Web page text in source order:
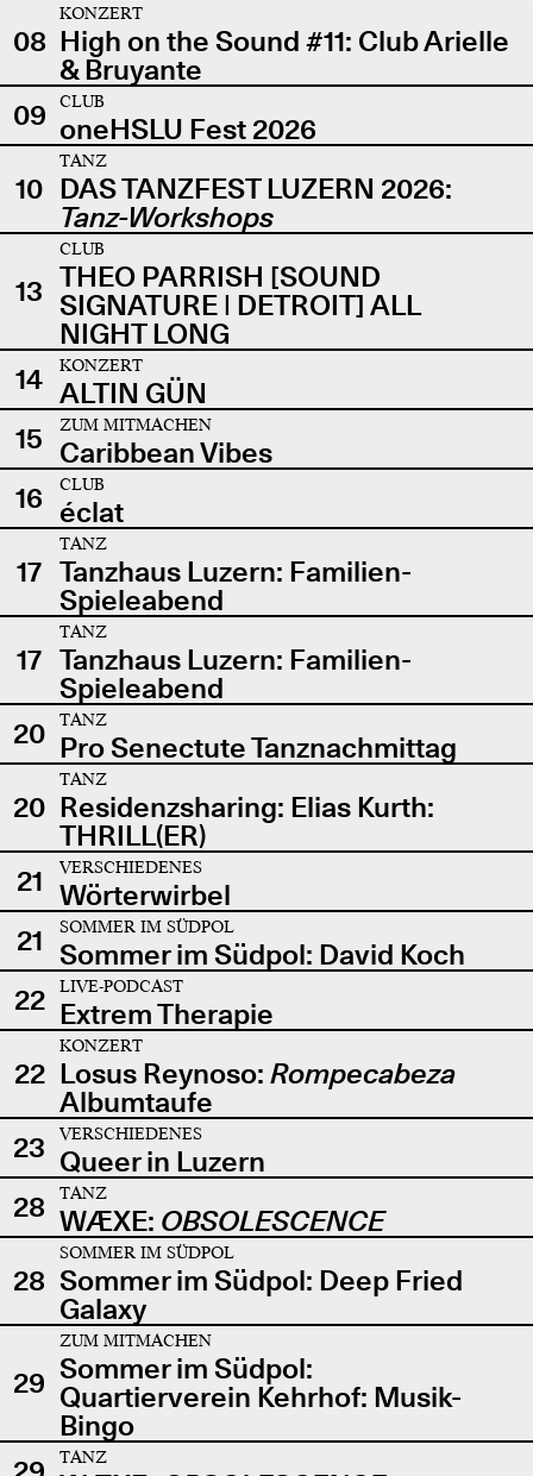
08
KONZERT
High on the Sound #11: Club Arielle
& Bruyante
09
CLUB
oneHSLU Fest 2026
10
TANZ
DAS TANZFEST LUZERN 2026:
Tanz-Workshops
13
CLUB
THEO PARRISH [SOUND
SIGNATURE | DETROIT] ALL
NIGHT LONG
14
KONZERT
ALTIN GÜN
15
ZUM MITMACHEN
Caribbean Vibes
16
CLUB
éclat
17
TANZ
Tanzhaus Luzern: Familien-
Spieleabend
17
TANZ
Tanzhaus Luzern: Familien-
Spieleabend
20
TANZ
Pro Senectute Tanznachmittag
20
TANZ
Residenzsharing: Elias Kurth:
THRILL(ER)
21
VERSCHIEDENES
Wörterwirbel
21
SOMMER IM SÜDPOL
Sommer im Südpol: David Koch
22
LIVE-PODCAST
Extrem Therapie
22
KONZERT
Losus Reynoso: Rompecabeza
Albumtaufe
23
VERSCHIEDENES
Queer in Luzern
28
TANZ
WÆXE: OBSOLESCENCE
28
SOMMER IM SÜDPOL
Sommer im Südpol: Deep Fried
Galaxy
29
ZUM MITMACHEN
Sommer im Südpol:
Quartierverein Kehrhof: Musik-
Bingo
TANZ